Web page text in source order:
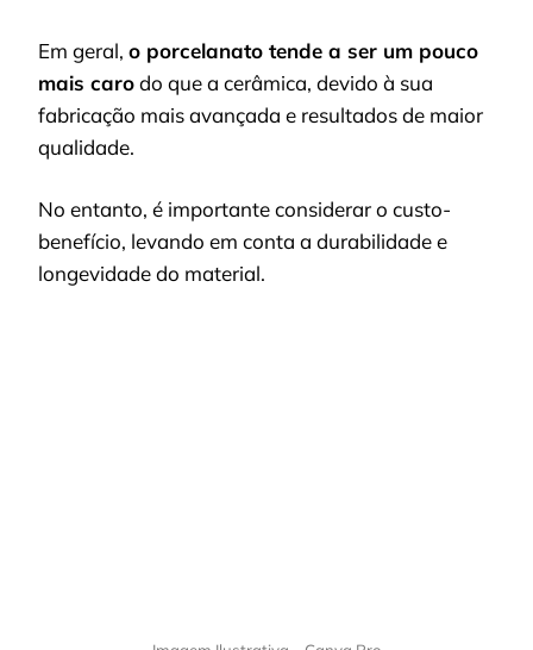
Em geral, o porcelanato tende a ser um pouco
mais carodo que a cerâmica, devido à sua
fabricação mais avançada e resultados de maior
qualidade.
No entanto, é importante considerar o custo-
benefício, levando em conta a durabilidade e
longevidade do material.